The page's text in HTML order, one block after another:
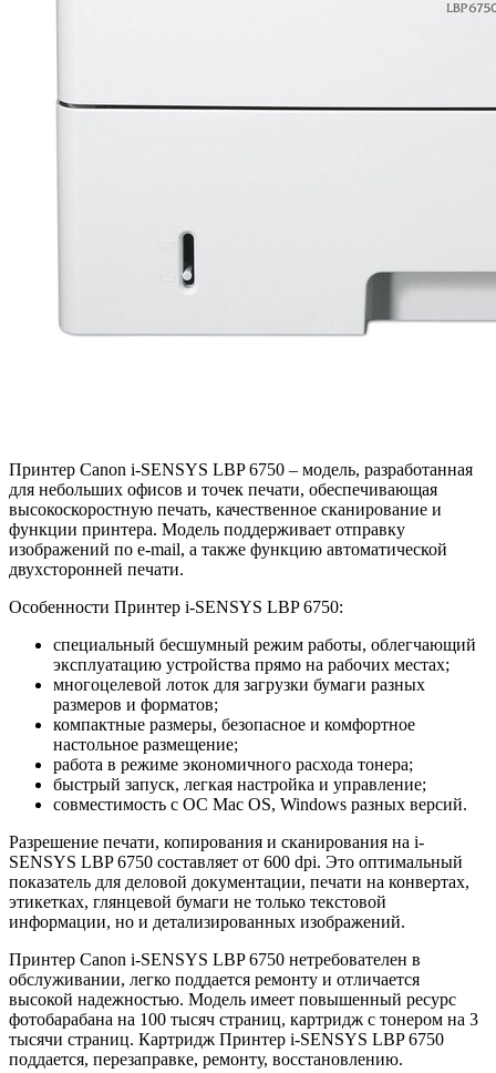
Принтер Canon i-SENSYS LBP 6750 – модель, разработанная
для небольших офисов и точек печати, обеспечивающая
высокоскоростную печать, качественное сканирование и
функции принтера. Модель поддерживает отправку
изображений по e-mail, а также функцию автоматической
двухсторонней печати.
Особенности Принтер i-SENSYS LBP 6750:
специальный бесшумный режим работы, облегчающий
эксплуатацию устройства прямо на рабочих местах;
многоцелевой лоток для загрузки бумаги разных
размеров и форматов;
компактные размеры, безопасное и комфортное
настольное размещение;
работа в режиме экономичного расхода тонера;
быстрый запуск, легкая настройка и управление;
совместимость с ОС Mac OS, Windows разных версий.
Разрешение печати, копирования и сканирования на i-
SENSYS LBP 6750 составляет от 600 dpi. Это оптимальный
показатель для деловой документации, печати на конвертах,
этикетках, глянцевой бумаги не только текстовой
информации, но и детализированных изображений.
Принтер Canon i-SENSYS LBP 6750 нетребователен в
обслуживании, легко поддается ремонту и отличается
высокой надежностью. Модель имеет повышенный ресурс
фотобарабана на 100 тысяч страниц, картридж с тонером на 3
тысячи страниц. Картридж Принтер i-SENSYS LBP 6750
поддается, перезаправке, ремонту, восстановлению.